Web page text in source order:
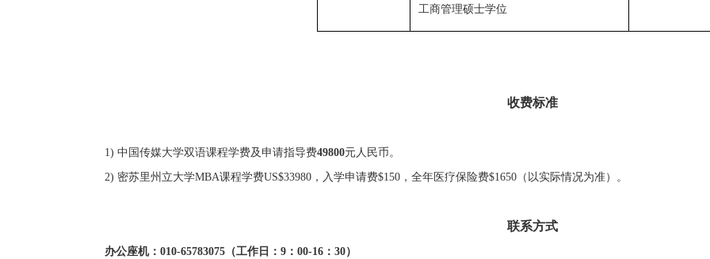
工商管理硕士学位
收费标准
1) 中国传媒大学双语课程学费及申请指导费49800元人民币。
2) 密苏里州立大学MBA课程学费US$33980，入学申请费$150，全年医疗保险费$1650（以实际情况为准）。
联系方式
办公座机： 010-65783075（工作日：9：00-16：30）